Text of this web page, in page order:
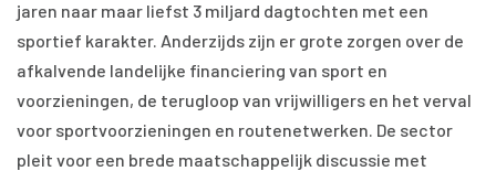
jaren naar maar liefst 3 miljard dagtochten met een
sportief karakter. Anderzijds zijn er grote zorgen over de
afkalvende landelijke financiering van sport en
voorzieningen, de terugloop van vrijwilligers en het verval
voor sportvoorzieningen en routenetwerken. De sector
pleit voor een brede maatschappelijk discussie met